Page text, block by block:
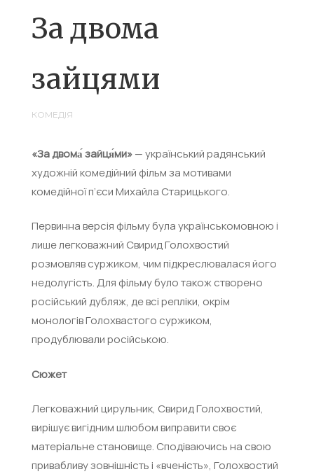
За двома
зайцями
КОМЕДІЯ
«За двома́ зайця́ми»— український радянський
художній комедійний фільм за мотивами
комедійної п’єси Михайла Старицького.
Первинна версія фільму була українськомовною і
лише легковажний Свирид Голохвостий
розмовляв суржиком, чим підкреслювалася його
недолугість. Для фільму було також створено
російський дубляж, де всі репліки, окрім
монологів Голохвастого суржиком,
продублювали російською.
Сюжет
Легковажний цирульник, Свирид Голохвостий,
вирішує вигідним шлюбом виправити своє
матеріальне становище. Сподіваючись на свою
привабливу зовнішність і «вченість», Голохвостий